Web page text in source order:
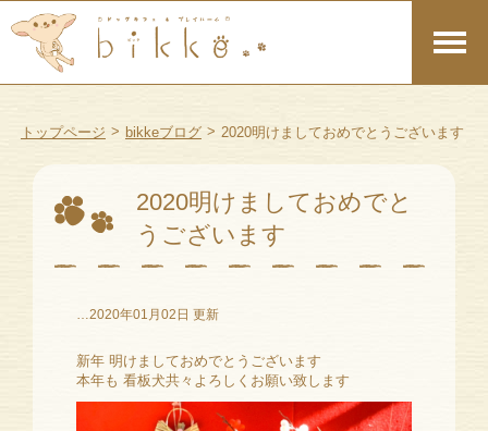
トップページ > bikkeブログ > 2020明けましておめでとうございます
2020明けましておめでと
うございます
…2020年01月02日 更新
新年 明けましておめでとうございます
本年も 看板犬共々よろしくお願い致します